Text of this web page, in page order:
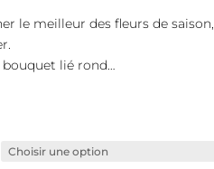
le meilleur des fleurs de saison,
bouquet lié rond…